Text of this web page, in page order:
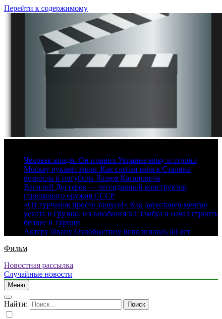
Перейти к содержимому
Человек вождя. Он привил Украине мову и строил
Москву руками зэков. Как слепая вера в Сталина
вознесла и погубила Лазаря Кагановича
Василий Дегтярев — легендарный конструктор
стрелкового оружия СССР
«От турчанок просто тащусь!» Как дагестанец мечтал
уехать в Грузию, но влюбился в Стамбул и начал строить
бизнес в Турции
Актеру Ивану Охлобыстину исполнилось 60 лет
Фильм
Новостная рассылка
Случайные новости
Меню
Найти: